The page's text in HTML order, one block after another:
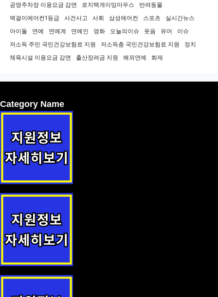
공영주차장 이용요금 감면
로지텍게이밍마우스
반려동물
벽걸이에어컨1등급
사건사고 사회 삼성에어컨 스포츠
실시간뉴스
아이돌
연예 연예계 연예인 영화 오늘의이슈 웃음 유머
이슈
저소득 주민 국민건강보험료 지원
저소득층 국민건강보험료 지원
정치
체육시설 이용요금 감면
출산장려금 지원 해외연예 화제
Category Name